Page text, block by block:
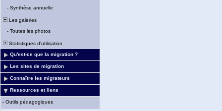
- Synthèse annuelle
Les galeries
- Toutes les photos
Statistiques d'utilisation
Qu'est-ce que la migration ?
Les sites de migration
Connaître les migrateurs
Ressources et liens
- Outils pédagogiques